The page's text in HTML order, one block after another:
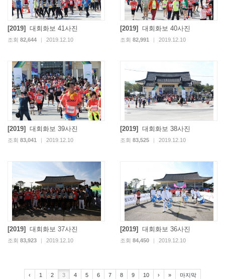
[2019] 대회화보 41사진
조회 82,644 2019.12.10
[2019] 대회화보 40사진
조회 82,991 2019.12.10
[2019] 대회화보 39사진
조회 83,041 2019.12.10
[2019] 대회화보 38사진
조회 83,525 2019.12.10
[2019] 대회화보 37사진
조회 83,923 2019.12.10
[2019] 대회화보 36사진
조회 84,450 2019.12.10
‹ 1 2 3 4 5 6 7 8 9 10 › » 마지막